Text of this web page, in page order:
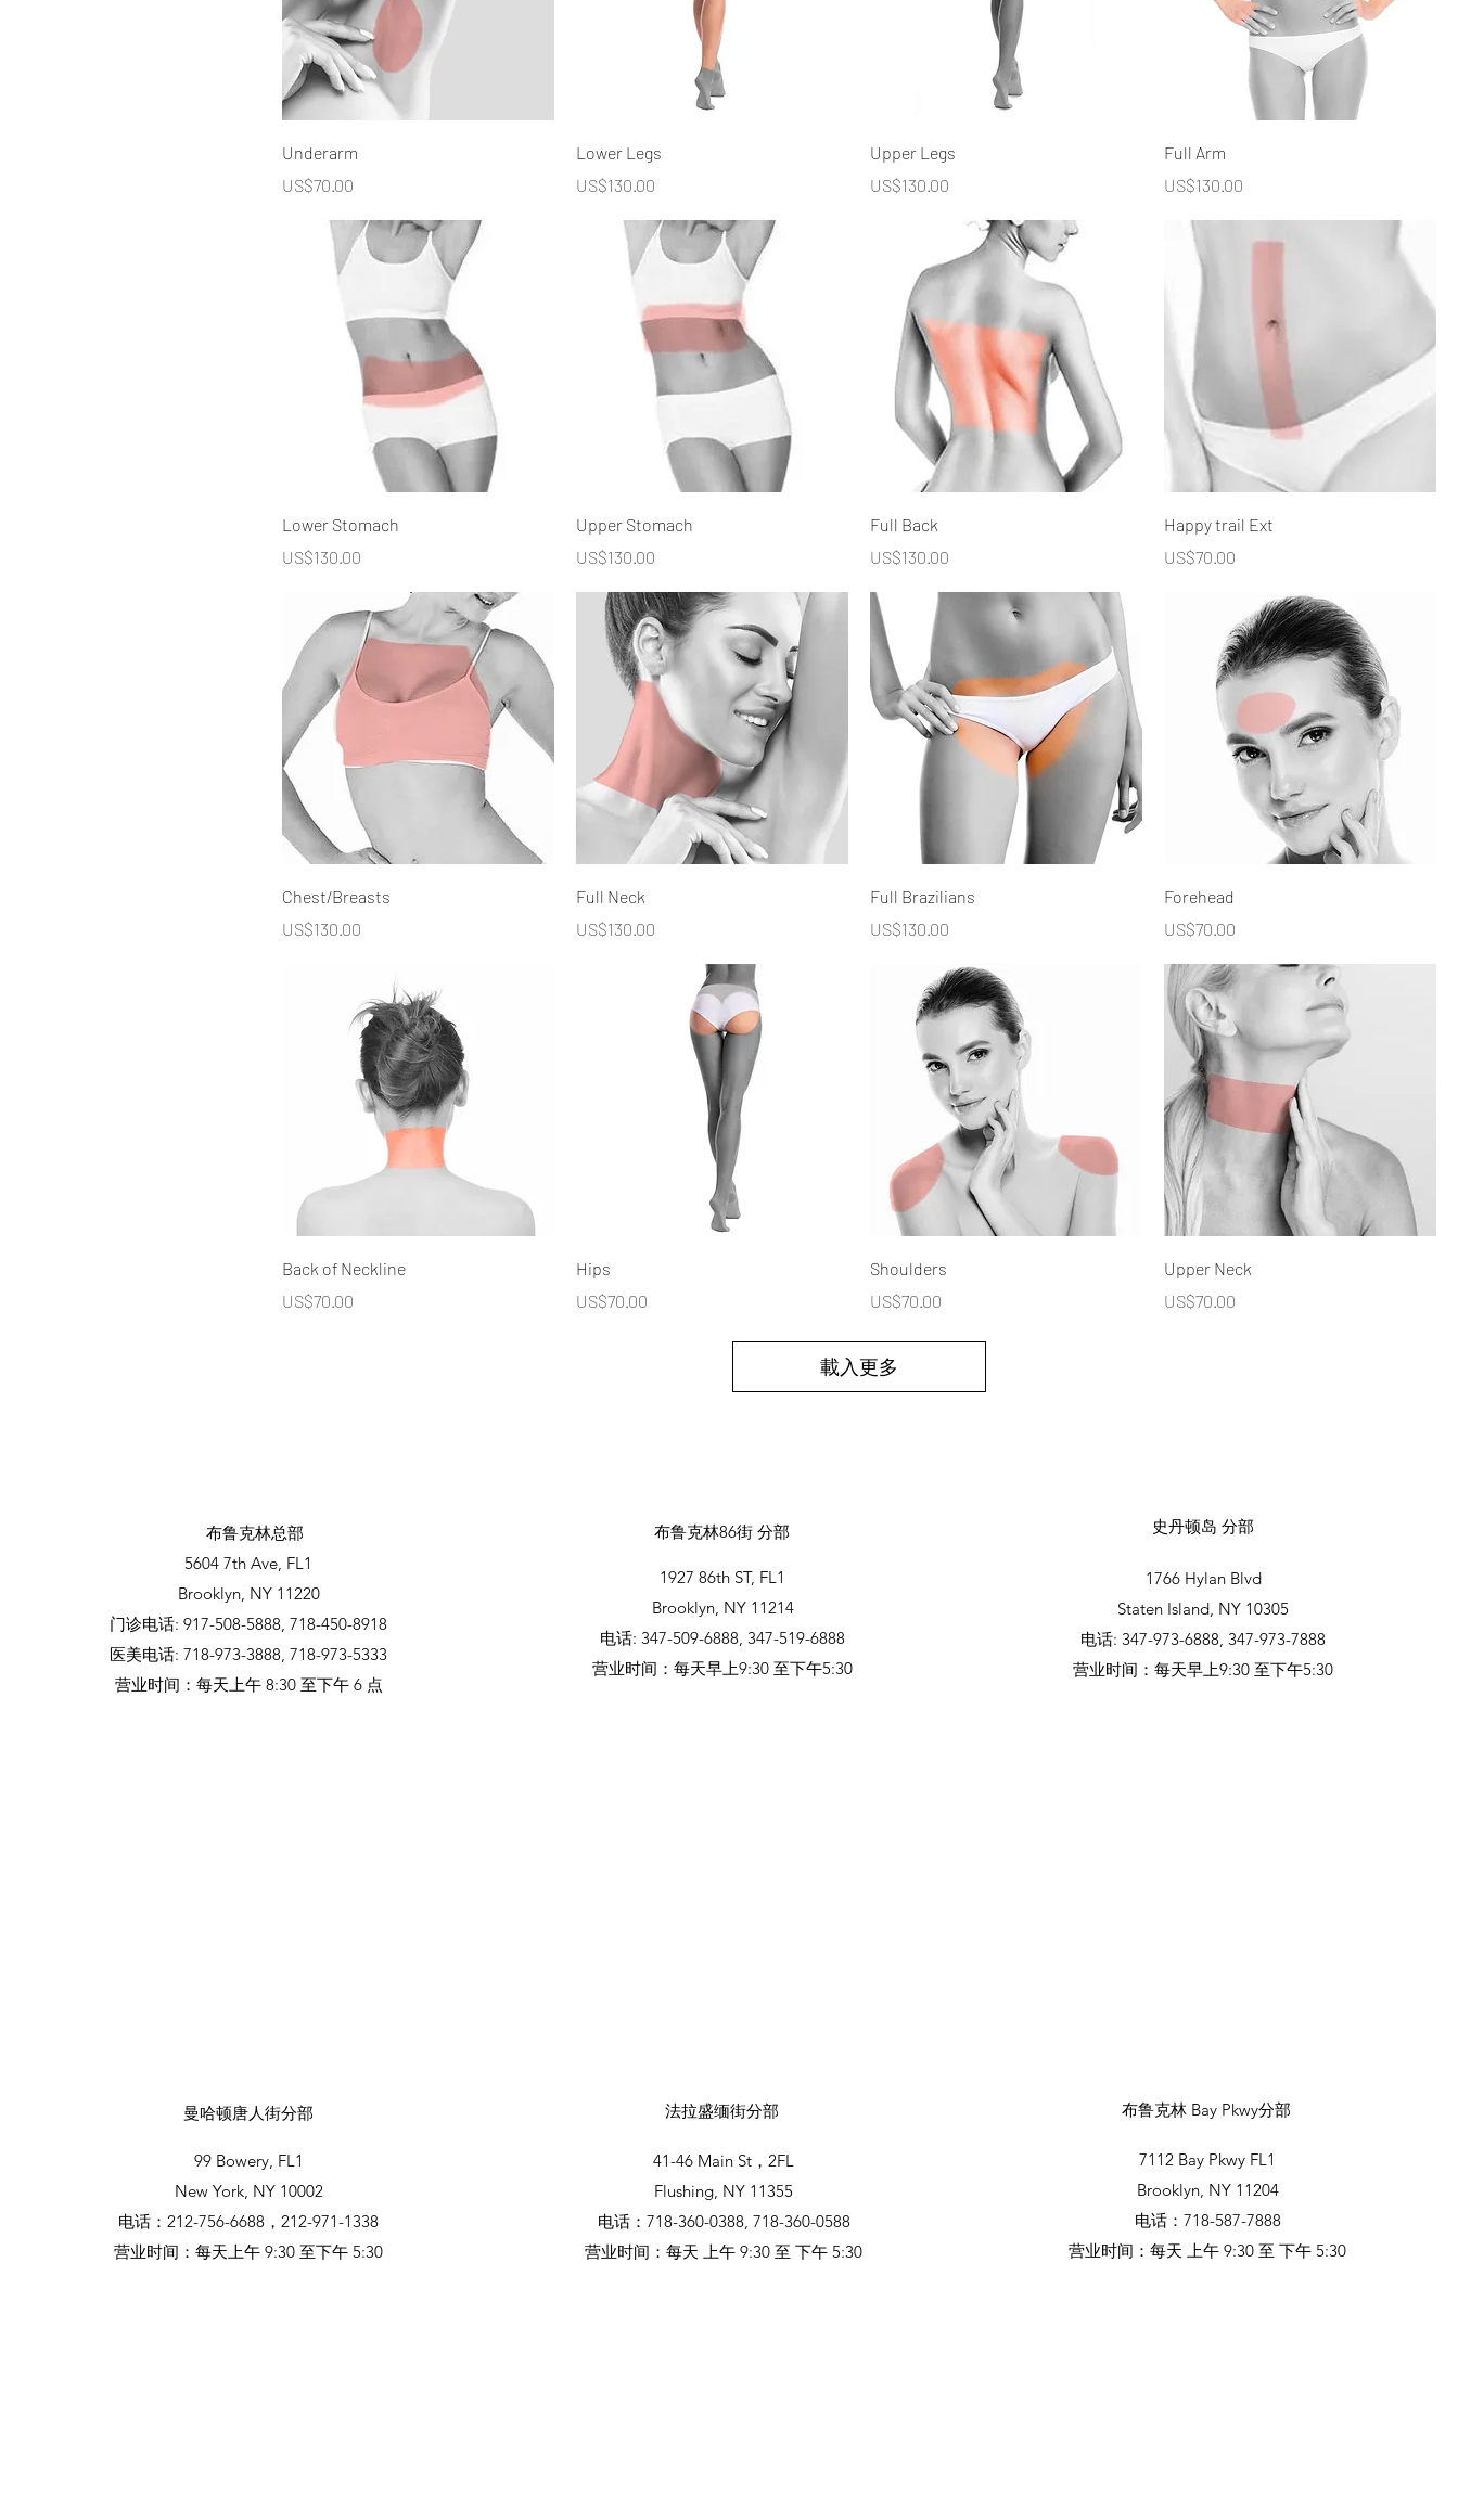
Underarm
價格
US$70.00
Lower Legs
價格
US$130.00
Upper Legs
價格
US$130.00
Full Arm
價格
US$130.00
Lower Stomach
價格
US$130.00
Upper Stomach
價格
US$130.00
Full Back
價格
US$130.00
Happy trail Ext
價格
US$70.00
Chest/Breasts
價格
US$130.00
Full Neck
價格
US$130.00
Full Brazilians
價格
US$130.00
Forehead
價格
US$70.00
Back of Neckline
價格
US$70.00
Hips
價格
US$70.00
Shoulders
價格
US$70.00
Upper Neck
價格
US$70.00
載入更多
布鲁克林总部 布鲁克林86街 分部
1927 86th ST, FL1
Brooklyn, NY 11214
电话: 347-509-6888, 347-519-6888
营业时间：每天早上9:30 至下午5:30
5604 7th Ave, FL1
Brooklyn, NY 11220
门诊电话: 917-508-5888, 718-450-8918
医美电话: 718-973-3888, 718-973-5333
​营业时间：每天上午 8:30 至下午 6 点
史丹顿岛 分部
1766 Hylan Blvd
Staten Island, NY 10305
电话: 347-973-6888, 347-973-7888
营业时间：每天早上9:30 至下午5:30
曼哈顿唐人街分部 法拉盛缅街分部 布鲁克林 Bay Pkwy分部
99 Bowery, FL1
New York, NY 10002
电话：212-756-6688，212-971-1338
营业时间： 每天 上午 9:30 至下午 5:30
41-46 Main St，2FL
Flushing, NY 11355
电话：718-360-0388, 718-360-0588
营业时间：每天 上午 9:30 至 下午 5:30
7112 Bay Pkwy FL1
Brooklyn, NY 11204
电话：718-587-7888
营业时间：每天 上午 9:30 至 下午 5:30